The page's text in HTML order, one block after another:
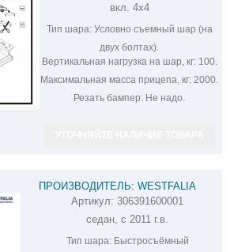
вкл. 4х4
Тип шара:Условно съемный шар (на
двух болтах).
Вертикальная нагрузка на шар, кг:100.
Максимальная масса прицепа, кг: 2000.
Резать бампер: Не надо.
ПРОИЗВОДИТЕЛЬ: WESTFALIA
ФАРКОП НА CHRYSTLER 300C
306391600001
Артикул: 306391600001
седан, с 2011 г.в.
Тип шара:Быстросъёмный